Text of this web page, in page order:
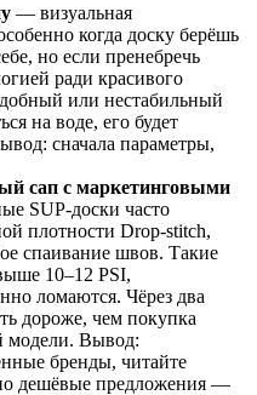
— визуальная
когда доску берёшь
но если пренебречь
ради красивого
или нестабильный
на воде, его будет
сначала параметры,
сап с маркетинговыми
SUP-доски часто
плотности Drop-stitch,
спаивание швов. Такие
10–12 PSI,
ломаются. Чёрез два
дороже, чем покупка
модели. Вывод:
бренды, читайте
дешёвые предложения —